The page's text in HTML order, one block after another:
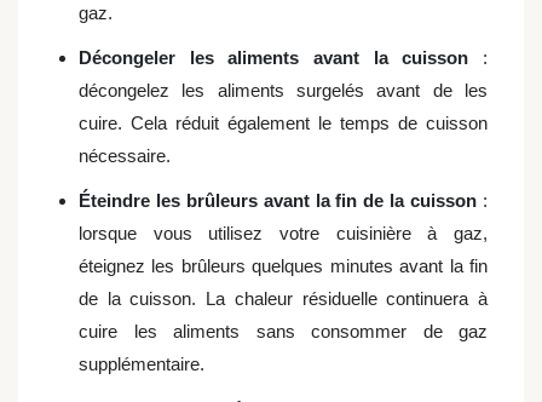
gaz.
Décongeler les aliments avant la cuisson :
décongelez les aliments surgelés avant de les
cuire. Cela réduit également le temps de cuisson
nécessaire.
Éteindre les brûleurs avant la fin de la cuisson :
lorsque vous utilisez votre cuisinière à gaz,
éteignez les brûleurs quelques minutes avant la fin
de la cuisson. La chaleur résiduelle continuera à
cuire les aliments sans consommer de gaz
supplémentaire.